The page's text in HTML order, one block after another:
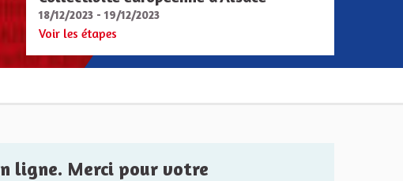
18/12/2023 - 19/12/2023
Voir les étapes
ligne. Merci pour votre